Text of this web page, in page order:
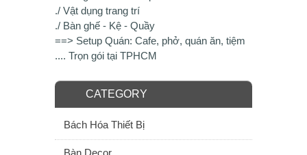
./ Vật dụng trang trí
./ Bàn ghế - Kệ - Quầy
==> Setup Quán: Cafe, phở, quán ăn, tiệm
.... Trọn gói tại TPHCM
CATEGORY
Bách Hóa Thiết Bị